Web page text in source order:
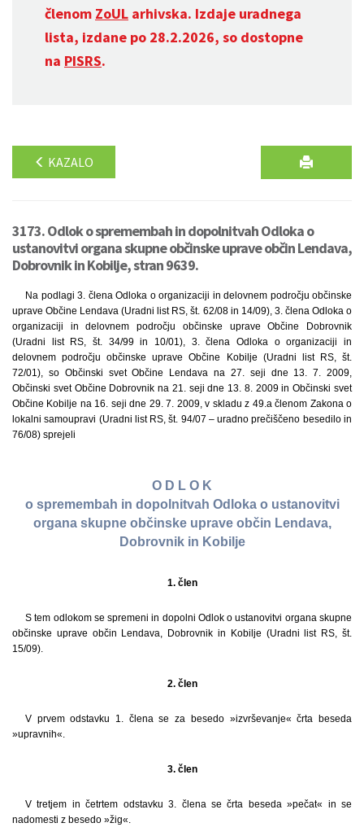
členom ZoUL arhivska. Izdaje uradnega
lista, izdane po 28.2.2026, so dostopne
na PISRS.
KAZALO
3173. Odlok o spremembah in dopolnitvah Odloka o
ustanovitvi organa skupne občinske uprave občin Lendava,
Dobrovnik in Kobilje, stran 9639.
Na podlagi 3. člena Odloka o organizaciji in delovnem področju občinske
uprave Občine Lendava (Uradni list RS, št. 62/08 in 14/09), 3. člena Odloka o
organizaciji in delovnem področju občinske uprave Občine Dobrovnik
(Uradni list RS, št. 34/99 in 10/01), 3. člena Odloka o organizaciji in
delovnem področju občinske uprave Občine Kobilje (Uradni list RS, št.
72/01), so Občinski svet Občine Lendava na 27. seji dne 13. 7. 2009,
Občinski svet Občine Dobrovnik na 21. seji dne 13. 8. 2009 in Občinski svet
Občine Kobilje na 16. seji dne 29. 7. 2009, v skladu z 49.a členom Zakona o
lokalni samoupravi (Uradni list RS, št. 94/07 – uradno prečiščeno besedilo in
76/08) sprejeli
O D L O K
o spremembah in dopolnitvah Odloka o ustanovitvi
organa skupne občinske uprave občin Lendava,
Dobrovnik in Kobilje
1. člen
S tem odlokom se spremeni in dopolni Odlok o ustanovitvi organa skupne
občinske uprave občin Lendava, Dobrovnik in Kobilje (Uradni list RS, št.
15/09).
2. člen
V prvem odstavku 1. člena se za besedo »izvrševanje« črta beseda
»upravnih«.
3. člen
V tretjem in četrtem odstavku 3. člena se črta beseda »pečat« in se
nadomesti z besedo »žig«.